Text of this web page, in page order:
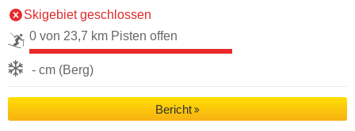
Skigebiet geschlossen
0 von 23,7 km Pisten offen
- cm (Berg)
Bericht